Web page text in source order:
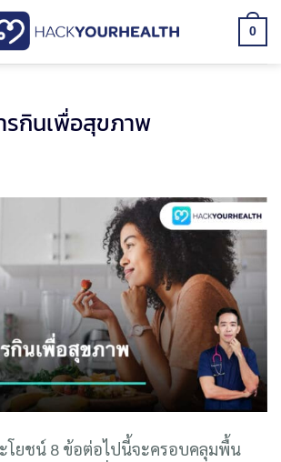
0
รกินเพื่อสุขภาพ
โยชน์ 8 ข้อต่อไปนี้จะครอบคลุมพื้น